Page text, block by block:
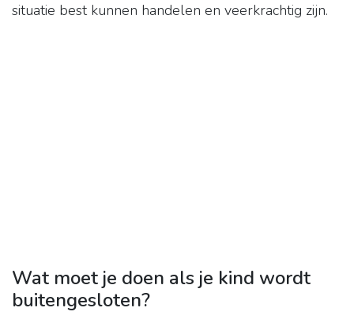
situatie best kunnen handelen en veerkrachtig zijn.
Wat moet je doen als je kind wordt
buitengesloten?